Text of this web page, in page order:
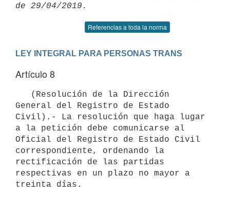
Referencias a toda la norma
LEY INTEGRAL PARA PERSONAS TRANS
Artículo 8
General del Registro de Estado
Civil).- La resolución que haga lugar
a la petición debe comunicarse al
Oficial del Registro de Estado Civil
correspondiente, ordenando la
rectificación de las partidas
respectivas en un plazo no mayor a
treinta días.